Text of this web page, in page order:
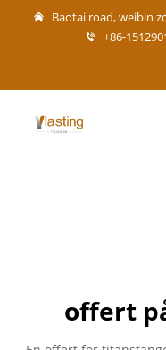
Baotai road, weibin
+86-
offert